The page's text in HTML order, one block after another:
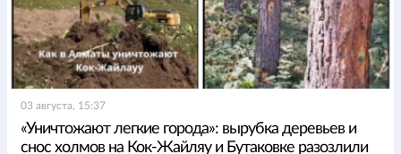
03 августа, 15:37
«Уничтожают легкие города»: вырубка деревьев и
снос холмов на Кок-Жайляу и Бутаковке разозлили